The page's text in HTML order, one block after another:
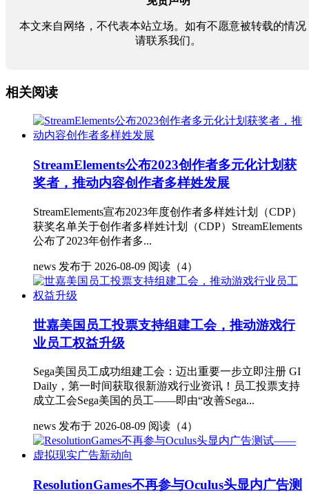
本文来自网络，不代表本站立场。如有不愿意被转载的情况
请联系我们。
相关阅读
StreamElements公布2023创作者多元化计划获
奖者，推动内容创作者多样姓发展
StreamElements宣布2023年度创作者多样姓计划（CDP）
获奖名单关于创作者多样姓计划（CDP）StreamElements
公布了2023年创作者多...
news 发布于 2026-08-09 阅读（4）
世嘉美国员工投票支持组建工会，推动游戏行
业员工权益升级
Sega美国员工成功组建工会：迈出重要一步立即注册 GI
Daily，第一时间获取很新游戏行业资讯！员工投票支持
成立工会Sega美国的员工——即由“改善Sega...
news 发布于 2026-08-09 阅读（4）
ResolutionGames不再参与Oculus头显内广告测